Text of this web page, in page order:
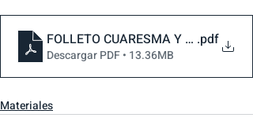
FOLLETO CUARESMA Y PASCUA
.pdf
Descargar PDF • 13.36MB
Materiales